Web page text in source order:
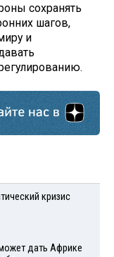
сохранять
шагов,
и
кризис
дать Африке